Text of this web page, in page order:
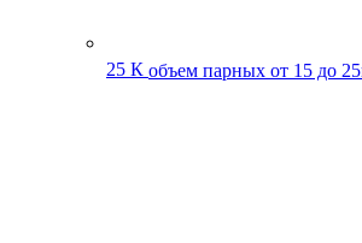
25 К объем парных от 15 до